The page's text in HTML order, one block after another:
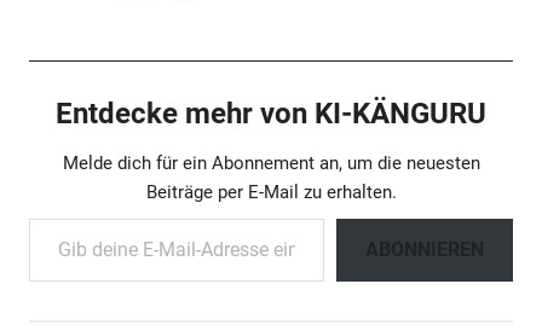
Entdecke mehr von KI-KÄNGURU
Melde dich für ein Abonnement an, um die neuesten
Beiträge per E-Mail zu erhalten.
Gib deine E-Mail-Adresse ein ...
ABONNIEREN